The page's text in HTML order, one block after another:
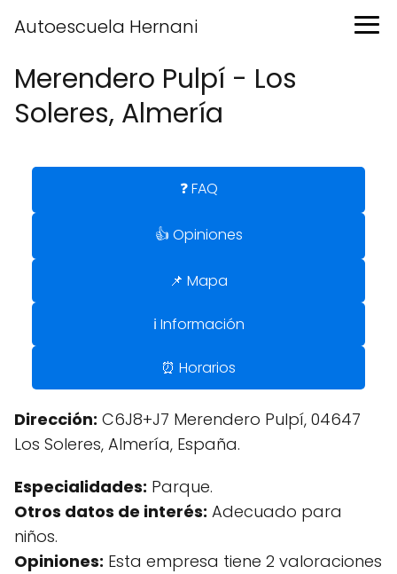
Autoescuela Hernani
Merendero Pulpí - Los
Soleres, Almería
❓ FAQ
👍 Opiniones
📌 Mapa
ℹ️ Información
⏰ Horarios
Dirección: C6J8+J7 Merendero Pulpí, 04647
Los Soleres, Almería, España.
Especialidades: Parque.
Otros datos de interés: Adecuado para
niños.
Opiniones: Esta empresa tiene 2 valoraciones